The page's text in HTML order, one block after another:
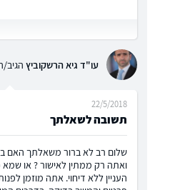
עו"ד גיא הרשקוביץ הגיב/
תשובה לשאלתך
22/5/2018
שלום רב לא ברור משאלתך האם
ואתה רק ממתין לאישור ? או
העניין ללא דיחוי. אתה מוזמן